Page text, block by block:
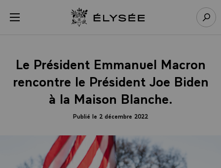
menu Retour à l’accueil Élysée
Le Président Emmanuel Macron
rencontre le Président Joe Biden
à la Maison Blanche.
Publié le 2 décembre 2022
Panneau de gestion des cookies